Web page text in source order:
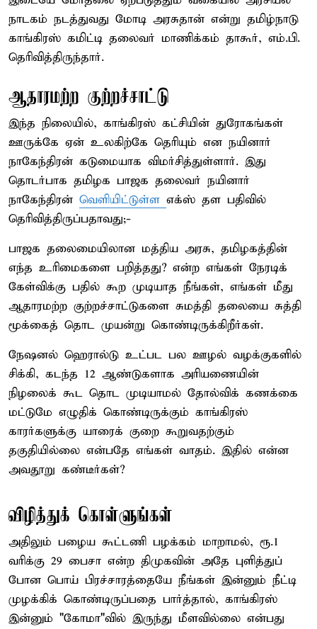
நாடகம் நடத்துவது மோடி அரசுதான் என்று தமிழ்நாடு
காங்கிரஸ் கமிட்டி தலைவர் மாணிக்கம் தாகூர், எம்.பி.
தெரிவித்திருந்தார்.
ஆதாரமற்ற குற்றச்சாட்டு
இந்த நிலையில், காங்கிரஸ் கட்சியின் துரோகங்கள்
ஊருக்கே ஏன் உலகிற்கே தெரியும் என நயினார்
நாகேந்திரன் கடுமையாக விமர்சித்துள்ளார். இது
தொடர்பாக தமிழக பாஜக தலைவர் நயினார்
நாகேந்திரன் வெளியிட்டுள்ள எக்ஸ் தள பதிவில்
தெரிவித்திருப்பதாவது;-
பாஜக தலைமையிலான மத்திய அரசு, தமிழகத்தின்
எந்த உரிமைகளை பறித்தது? என்ற எங்கள் நேரடிக்
கேள்விக்கு பதில் கூற முடியாத நீங்கள், எங்கள் மீது
ஆதாரமற்ற குற்றச்சாட்டுகளை சுமத்தி தலையை சுத்தி
மூக்கைத் தொட முயன்று கொண்டிருக்கிறீர்கள்.
நேஷனல் ஹெரால்டு உட்பட பல ஊழல் வழக்குகளில்
சிக்கி, கடந்த 12 ஆண்டுகளாக அரியணையின்
நிழலைக் கூட தொட முடியாமல் தோல்விக் கணக்கை
மட்டுமே எழுதிக் கொண்டிருக்கும் காங்கிரஸ்
காரர்களுக்கு யாரைக் குறை கூறுவதற்கும்
தகுதியில்லை என்பதே எங்கள் வாதம். இதில் என்ன
அவதூறு கண்டீர்கள்?
விழித்துக் கொள்ளுங்கள்
அதிலும் பழைய கூட்டணி பழக்கம் மாறாமல், ரூ.1
வரிக்கு 29 பைசா என்ற திமுகவின் அதே புளித்துப்
போன பொய் பிரச்சாரத்தையே நீங்கள் இன்னும் நீட்டி
முழக்கிக் கொண்டிருப்பதை பார்த்தால், காங்கிரஸ்
இன்னும் "கோமா"வில் இருந்து மீளவில்லை என்பது